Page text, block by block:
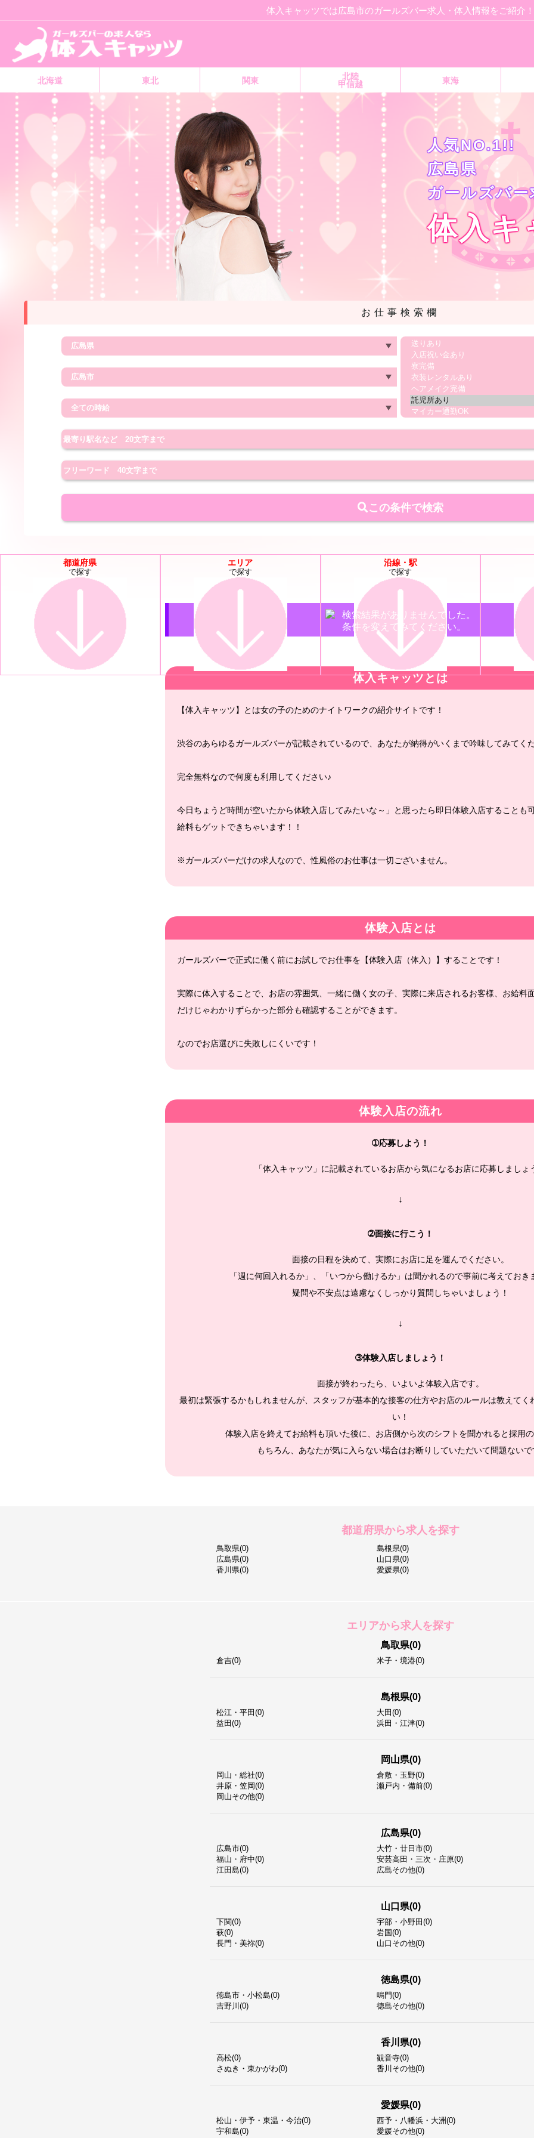
体入キャッツでは広島市のガールズバー求人・体入情報をご紹介！
北海道 東北 関東
北陸
甲信越
東海
人気NO.1!!
広島県
ガールズバー
体入キ
都道府県
で探す
エリア
で探す
沿線・駅
で探す
お仕事検索欄
この条件で検索
検索結果がありませんでした。
条件を変えてみてください。
体入キャッツとは
【体入キャッツ】とは女の子のためのナイトワークの紹介サイトです！
渋谷のあらゆるガールズバーが記載されているので、あなたが納得がいくまで吟味してみてく
完全無料なので何度も利用してください♪
今日ちょうど時間が空いたから体験入店してみたいな～」と思ったら即日体験入店することも
給料もゲットできちゃいます！！
※ガールズバーだけの求人なので、性風俗のお仕事は一切ございません。
体験入店とは
ガールズバーで正式に働く前にお試しでお仕事を【体験入店（体入）】することです！
実際に体入することで、お店の雰囲気、一緒に働く女の子、実際に来店されるお客様、お給料
だけじゃわかりずらかった部分も確認することができます。
なのでお店選びに失敗しにくいです！
体験入店の流れ
➀応募しよう！
「体入キャッツ」に記載されているお店から気になるお店に応募しましょ
↓
➁面接に行こう！
面接の日程を決めて、実際にお店に足を運んでください。
「週に何回入れるか」、「いつから働けるか」は聞かれるので事前に考えておき
疑問や不安点は遠慮なくしっかり質問しちゃいましょう！
↓
➂体験入店しましょう！
面接が終わったら、いよいよ体験入店です。
最初は緊張するかもしれませんが、スタッフが基本的な接客の仕方やお店のルールは教えてく
い！
体験入店を終えてお給料も頂いた後に、お店側から次のシフトを聞かれると採用の
もちろん、あなたが気に入らない場合はお断りしていただいて問題ないで
都道府県から求人を探す
鳥取県(0) 島根県(0)
広島県(0)
山口県(0)
香川県(0)
愛媛県(0)
エリアから求人を探す
鳥取県(0)
倉吉(0) 米子・境港(0)
島根県(0)
松江・平田(0) 大田(0)
益田(0)
浜田・江津(0)
岡山県(0)
岡山・総社(0) 倉敷・玉野(0)
井原・笠岡(0)
瀬戸内・備前(0)
岡山その他(0)
広島県(0)
広島市(0) 大竹・廿日市(0)
福山・府中(0)
安芸高田・三次・庄原(0)
江田島(0)
広島その他(0)
山口県(0)
下関(0) 宇部・小野田(0)
萩(0)
岩国(0)
長門・美祢(0)
山口その他(0)
徳島県(0)
徳島市・小松島(0) 鳴門(0)
吉野川(0)
徳島その他(0)
香川県(0)
高松(0) 観音寺(0)
さぬき・東かがわ(0)
香川その他(0)
愛媛県(0)
松山・伊予・東温・今治(0) 西予・八幡浜・大洲(0)
宇和島(0)
愛媛その他(0)